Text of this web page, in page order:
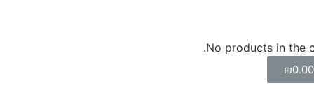
No products in the
₪0.00